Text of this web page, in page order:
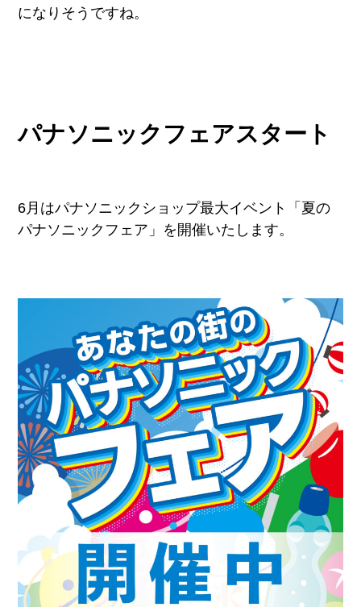
になりそうですね。
パナソニックフェアスタート
6月はパナソニックショップ最大イベント「夏の
パナソニックフェア」を開催いたします。